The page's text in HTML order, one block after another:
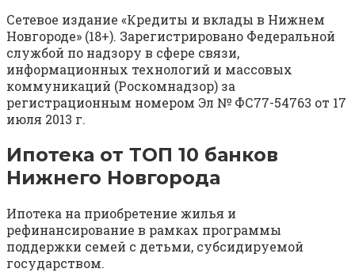
Сетевое издание «Кредиты и вклады в Нижнем
Новгороде» (18+). Зарегистрировано Федеральной
службой по надзору в сфере связи,
информационных технологий и массовых
коммуникаций (Роскомнадзор) за
регистрационным номером Эл № ФС77-54763 от 17
июля 2013 г.
Ипотека от ТОП 10 банков
Нижнего Новгорода
Ипотека на приобретение жилья и
рефинансирование в рамках программы
поддержки семей с детьми, субсидируемой
государством.